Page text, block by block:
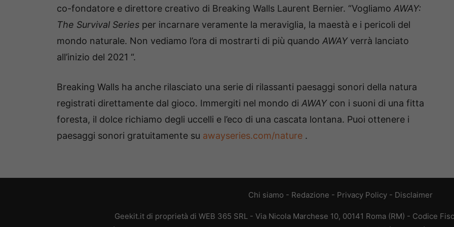
co-fondatore e direttore creativo di Breaking Walls Laurent Bernier. “Vogliamo AWAY:
The Survival Series per incarnare veramente la meraviglia, la maestà e i pericoli del
mondo naturale. Non vediamo l’ora di mostrarti di più quando AWAYverrà lanciato
all’inizio del 2021 “.
Breaking Walls ha anche rilasciato una serie di rilassanti paesaggi sonori della natura
registrati direttamente dal gioco. Immergiti nel mondo di AWAYcon i suoni di una fitta
foresta, il dolce richiamo degli uccelli e l’eco di una cascata lontana. Puoi ottenere i
paesaggi sonori gratuitamente su awayseries.com/nature .
Chi siamo - Redazione - Privacy Policy - Disclaimer
Geekit.it di proprietà di WEB 365 SRL - Via Nicola Marchese 10, 00141 Roma (RM) - Codice